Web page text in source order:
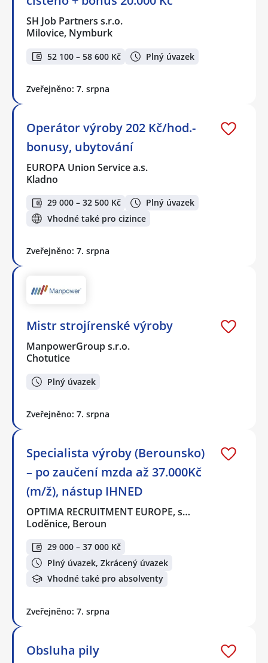
SH Job Partners s.r.o.
Milovice, Nymburk
52 100 – 58 600 Kč Plný úvazek
Zveřejněno: 7. srpna
Operátor výroby 202 Kč/hod.-
bonusy, ubytování
EUROPA Union Service a.s.
Kladno
29 000 – 32 500 Kč
Plný úvazek
Vhodné také pro cizince
Zveřejněno: 7. srpna
Mistr strojírenské výroby
ManpowerGroup s.r.o.
Chotutice
Plný úvazek
Zveřejněno: 7. srpna
Specialista výroby (Berounsko)
– po zaučení mzda až 37.000Kč
(m/ž), nástup IHNED
OPTIMA RECRUITMENT EUROPE, s…
Loděnice, Beroun
29 000 – 37 000 Kč
Plný úvazek, Zkrácený úvazek
Vhodné také pro absolventy
Zveřejněno: 7. srpna
Obsluha pily